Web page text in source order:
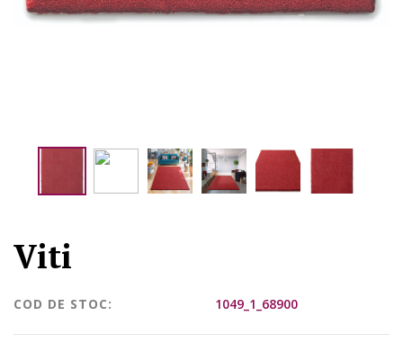
Viti
COD DE STOC: 1049_1_68900